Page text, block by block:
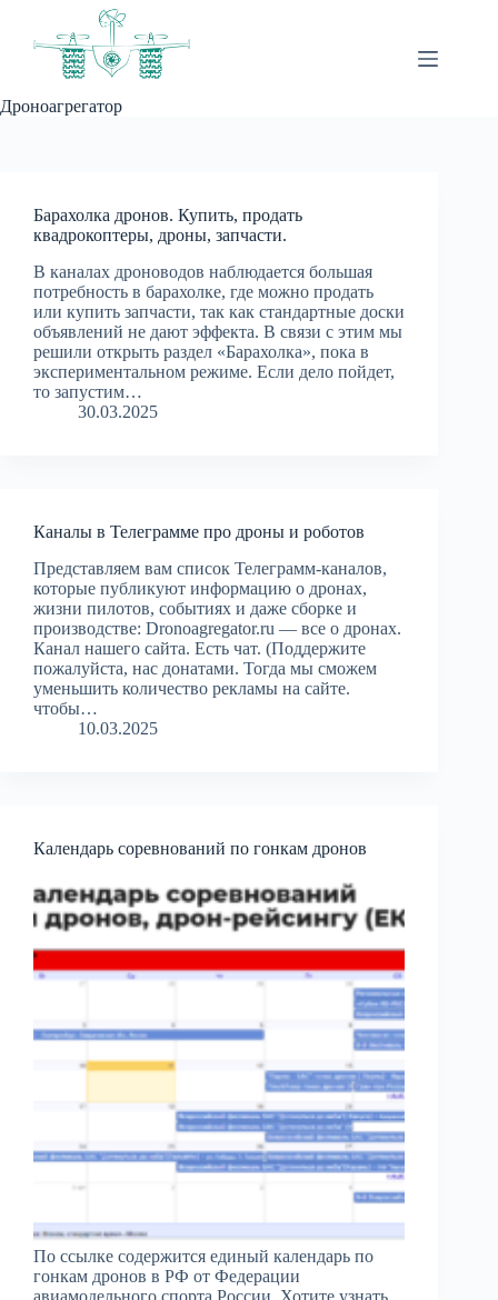
Дроноагрегатор
Барахолка дронов. Купить, продать
квадрокоптеры, дроны, запчасти.
В каналах дроноводов наблюдается большая
потребность в барахолке, где можно продать
или купить запчасти, так как стандартные доски
объявлений не дают эффекта. В связи с этим мы
решили открыть раздел «Барахолка», пока в
экспериментальном режиме. Если дело пойдет,
то запустим…
30.03.2025
Каналы в Телеграмме про дроны и роботов
Представляем вам список Телеграмм-каналов,
которые публикуют информацию о дронах,
жизни пилотов, событиях и даже сборке и
производстве: Dronoagregator.ru — все о дронах.
Канал нашего сайта. Есть чат. (Поддержите
пожалуйста, нас донатами. Тогда мы сможем
уменьшить количество рекламы на сайте.
чтобы…
10.03.2025
Календарь соревнований по гонкам дронов
По ссылке содержится единый календарь по
гонкам дронов в РФ от Федерации
авиамодельного спорта России. Хотите узнать,